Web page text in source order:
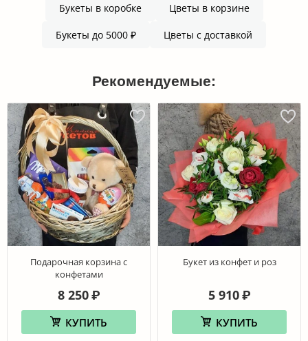
Букеты в коробке Цветы в корзине
Букеты до 5000 ₽ Цветы с доставкой
Рекомендуемые:
Подарочная корзина с
конфетами
8 250 ₽
КУПИТЬ
Букет из конфет и роз
5 910 ₽
КУПИТЬ